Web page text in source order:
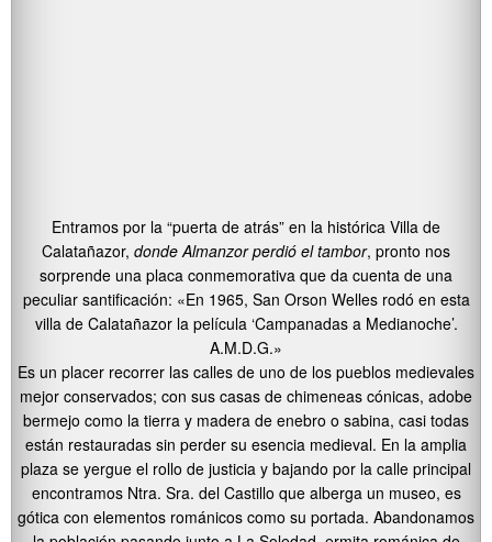
Entramos por la “puerta de atrás” en la histórica Villa de
Calatañazor, donde Almanzor perdió el tambor, pronto nos
sorprende una placa conmemorativa que da cuenta de una
peculiar santificación: «En 1965, San Orson Welles rodó en esta
villa de Calatañazor la película ‘Campanadas a Medianoche’.
A.M.D.G.»
Es un placer recorrer las calles de uno de los pueblos medievales
mejor conservados; con sus casas de chimeneas cónicas, adobe
bermejo como la tierra y madera de enebro o sabina, casi todas
están restauradas sin perder su esencia medieval. En la amplia
plaza se yergue el rollo de justicia y bajando por la calle principal
encontramos Ntra. Sra. del Castillo que alberga un museo, es
gótica con elementos románicos como su portada. Abandonamos